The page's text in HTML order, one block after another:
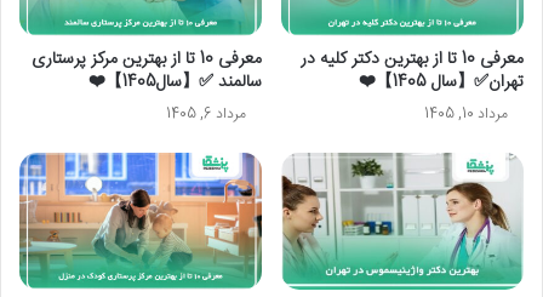
معرفی 10 تا از بهترین دکتر کلیه در
تهران✅【سال 1405】❤️
مرداد 10, 1405
معرفی 10 تا از بهترین مرکز پرستاری
سالمند ✅【سال1405】❤️
مرداد 6, 1405